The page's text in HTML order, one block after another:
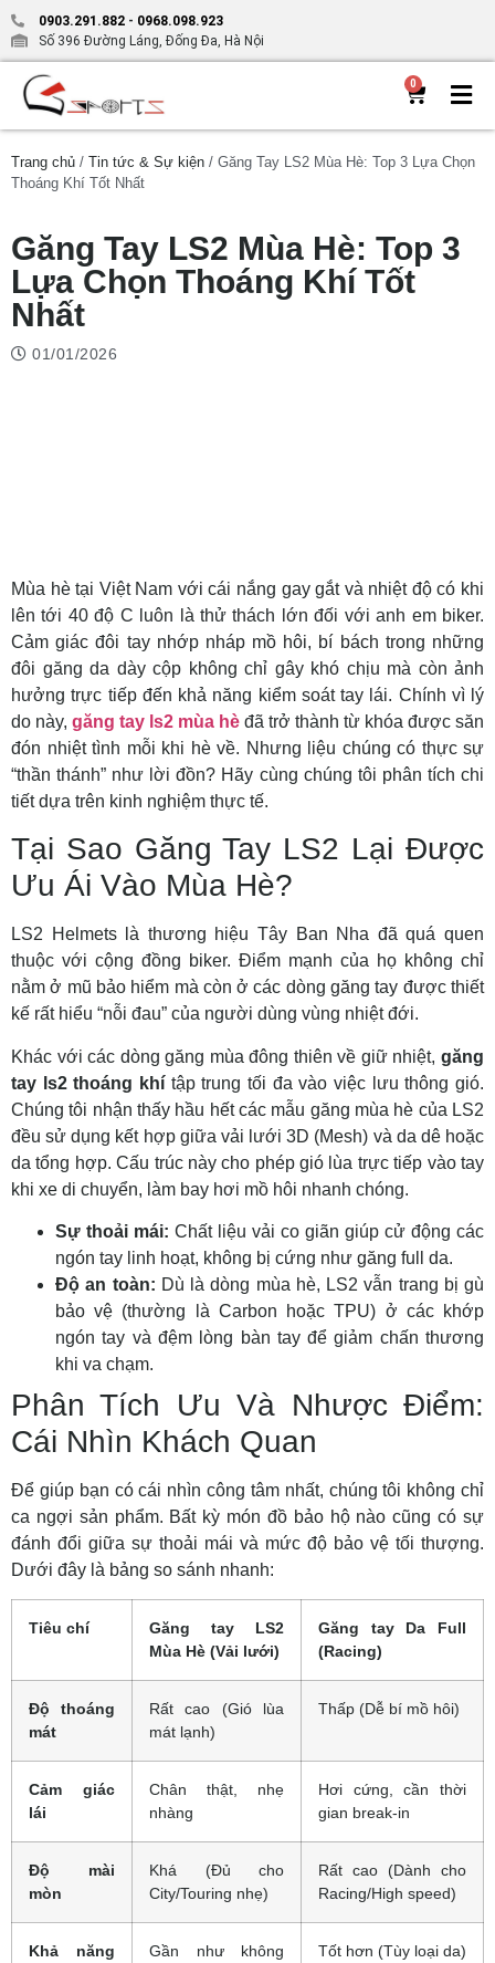
0903.291.882 - 0968.098.923
Số 396 Đường Láng, Đống Đa, Hà Nội
0
Trang chủ / Tin tức & Sự kiện / Găng Tay LS2 Mùa Hè: Top 3 Lựa Chọn
Thoáng Khí Tốt Nhất
Găng Tay LS2 Mùa Hè: Top 3
Lựa Chọn Thoáng Khí Tốt
Nhất
01/01/2026
Mùa hè tại Việt Nam với cái nắng gay gắt và nhiệt độ có khi
lên tới 40 độ C luôn là thử thách lớn đối với anh em biker.
Cảm giác đôi tay nhớp nháp mồ hôi, bí bách trong những
đôi găng da dày cộp không chỉ gây khó chịu mà còn ảnh
hưởng trực tiếp đến khả năng kiểm soát tay lái. Chính vì lý
do này, găng tay ls2 mùa hè đã trở thành từ khóa được săn
đón nhiệt tình mỗi khi hè về. Nhưng liệu chúng có thực sự
“thần thánh” như lời đồn? Hãy cùng chúng tôi phân tích chi
tiết dựa trên kinh nghiệm thực tế.
Tại Sao Găng Tay LS2 Lại Được
Ưu Ái Vào Mùa Hè?
LS2 Helmets là thương hiệu Tây Ban Nha đã quá quen
thuộc với cộng đồng biker. Điểm mạnh của họ không chỉ
nằm ở mũ bảo hiểm mà còn ở các dòng găng tay được thiết
kế rất hiểu “nỗi đau” của người dùng vùng nhiệt đới.
Khác với các dòng găng mùa đông thiên về giữ nhiệt, găng
tay ls2 thoáng khí tập trung tối đa vào việc lưu thông gió.
Chúng tôi nhận thấy hầu hết các mẫu găng mùa hè của LS2
đều sử dụng kết hợp giữa vải lưới 3D (Mesh) và da dê hoặc
da tổng hợp. Cấu trúc này cho phép gió lùa trực tiếp vào tay
khi xe di chuyển, làm bay hơi mồ hôi nhanh chóng.
Sự thoải mái: Chất liệu vải co giãn giúp cử động các
ngón tay linh hoạt, không bị cứng như găng full da.
Độ an toàn: Dù là dòng mùa hè, LS2 vẫn trang bị gù
bảo vệ (thường là Carbon hoặc TPU) ở các khớp
ngón tay và đệm lòng bàn tay để giảm chấn thương
khi va chạm.
Phân Tích Ưu Và Nhược Điểm:
Cái Nhìn Khách Quan
Để giúp bạn có cái nhìn công tâm nhất, chúng tôi không chỉ
ca ngợi sản phẩm. Bất kỳ món đồ bảo hộ nào cũng có sự
đánh đổi giữa sự thoải mái và mức độ bảo vệ tối thượng.
Dưới đây là bảng so sánh nhanh:
Tiêu chí
Găng tay LS2
Mùa Hè (Vải lưới)
Găng tay Da Full
(Racing)
Độ thoáng
mát
Rất cao (Gió lùa
mát lạnh)
Thấp (Dễ bí mồ hôi)
Cảm giác
lái
Chân thật, nhẹ
nhàng
Hơi cứng, cần thời
gian break-in
Độ mài
mòn
Khá (Đủ cho
City/Touring nhẹ)
Rất cao (Dành cho
Racing/High speed)
Khả năng
Gần như không
Tốt hơn (Tùy loại da)